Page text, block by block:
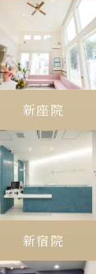
新座院
新宿院